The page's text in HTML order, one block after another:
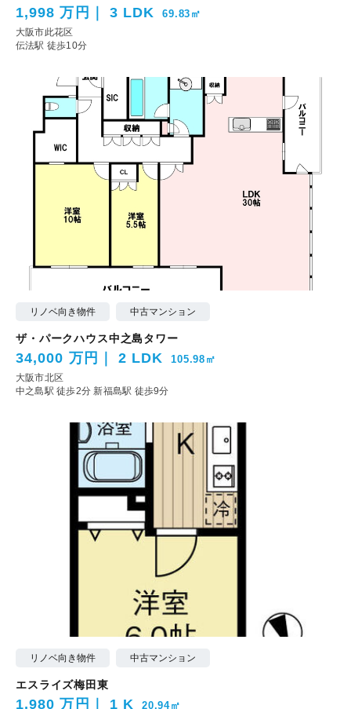
1,998 万円 3 LDK 69.83㎡
大阪市此花区
伝法駅 徒歩10分
リノベ向き物件 中古マンション
ザ・パークハウス中之島タワー
34,000 万円 2 LDK 105.98㎡
大阪市北区
中之島駅 徒歩2分 新福島駅 徒歩9分
リノベ向き物件 中古マンション
エスライズ梅田東
1,980 万円 1 K 20.94㎡